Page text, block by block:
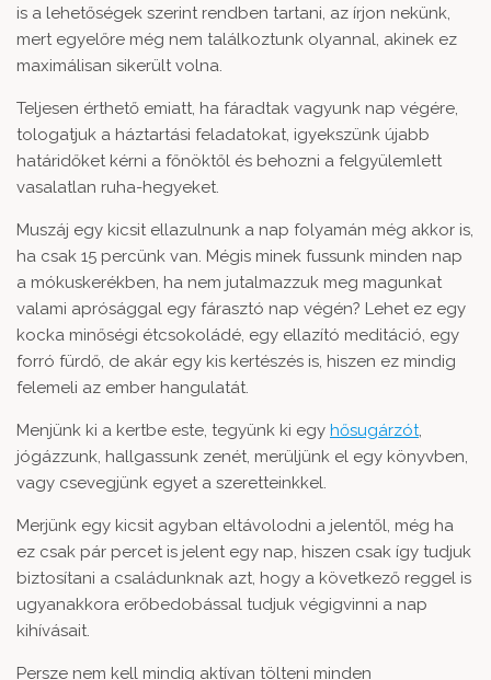
is a lehetőségek szerint rendben tartani, az írjon nekünk,
mert egyelőre még nem találkoztunk olyannal, akinek ez
maximálisan sikerült volna.
Teljesen érthető emiatt, ha fáradtak vagyunk nap végére,
tologatjuk a háztartási feladatokat, igyekszünk újabb
határidőket kérni a főnöktől és behozni a felgyülemlett
vasalatlan ruha-hegyeket.
Muszáj egy kicsit ellazulnunk a nap folyamán még akkor is,
ha csak 15 percünk van. Mégis minek fussunk minden nap
a mókuskerékben, ha nem jutalmazzuk meg magunkat
valami aprósággal egy fárasztó nap végén? Lehet ez egy
kocka minőségi étcsokoládé, egy ellazító meditáció, egy
forró fürdő, de akár egy kis kertészés is, hiszen ez mindig
felemeli az ember hangulatát.
Menjünk ki a kertbe este, tegyünk ki egy hősugárzót,
jógázzunk, hallgassunk zenét, merüljünk el egy könyvben,
vagy csevegjünk egyet a szeretteinkkel.
Merjünk egy kicsit agyban eltávolodni a jelentől, még ha
ez csak pár percet is jelent egy nap, hiszen csak így tudjuk
biztosítani a családunknak azt, hogy a következő reggel is
ugyanakkora erőbedobással tudjuk végigvinni a nap
kihívásait.
Persze nem kell mindig aktívan tölteni minden